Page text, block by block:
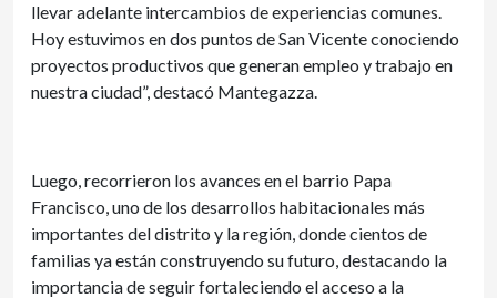
llevar adelante intercambios de experiencias comunes.
Hoy estuvimos en dos puntos de San Vicente conociendo
proyectos productivos que generan empleo y trabajo en
nuestra ciudad”, destacó Mantegazza.
Luego, recorrieron los avances en el barrio Papa
Francisco, uno de los desarrollos habitacionales más
importantes del distrito y la región, donde cientos de
familias ya están construyendo su futuro, destacando la
importancia de seguir fortaleciendo el acceso a la